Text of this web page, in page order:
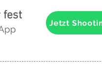
Jetzt
fest